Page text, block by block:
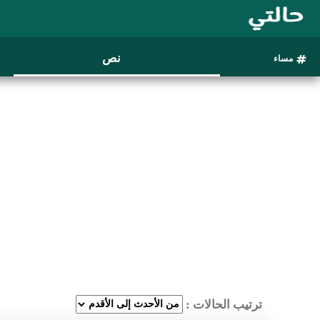
مساء نص
ترتيب الحالات :